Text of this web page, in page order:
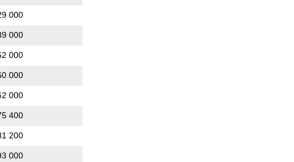
000
000
000
000
000
400
200
000